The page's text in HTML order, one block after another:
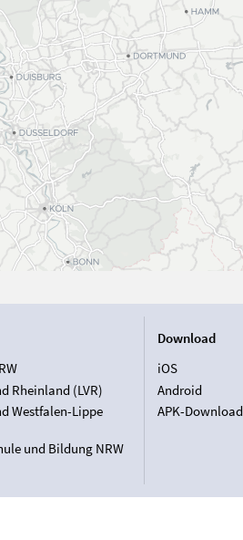
Rheinland (LVR)
Westfalen-Lippe
und Bildung NRW
Download
iOS
Android
APK-Download